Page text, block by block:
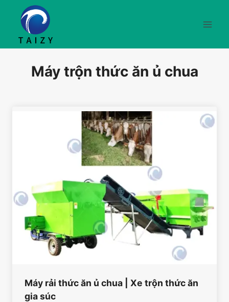
content
Máy trộn thức ăn ủ chua
Máy rải thức ăn ủ chua | Xe trộn thức ăn
gia súc